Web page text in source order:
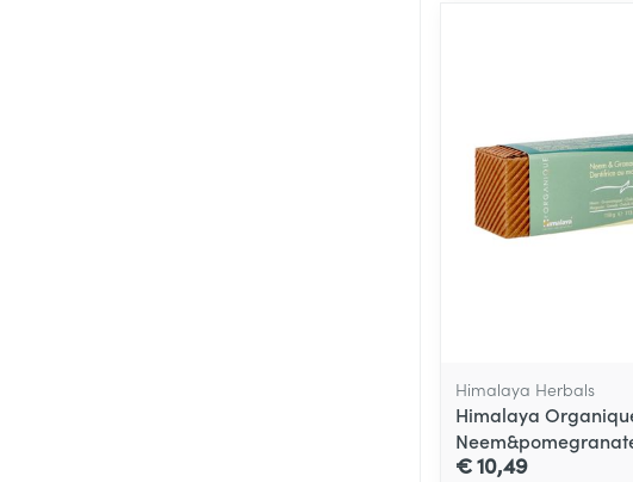
Himalaya Herbals
Himalaya
€ 10,49